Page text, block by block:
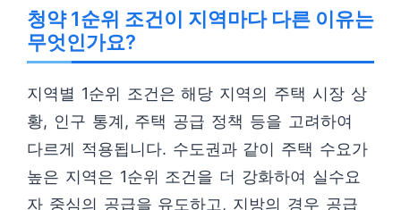
청약 1순위 조건이 지역마다 다른 이유는
무엇인가요?
지역별 1순위 조건은 해당 지역의 주택 시장 상
황, 인구 통계, 주택 공급 정책 등을 고려하여
다르게 적용됩니다. 수도권과 같이 주택 수요가
높은 지역은 1순위 조건을 더 강화하여 실수요
자 중심의 공급을 유도하고, 지방의 경우 공급